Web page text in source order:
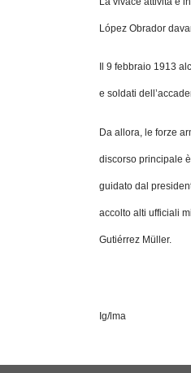
López Obrador
Il 9 febbraio 1913
e soldati
Da allora, le forze
discorso principale
guidato dal
accolto alti ufficiali
Gutiérrez Müller.
Ig/lma